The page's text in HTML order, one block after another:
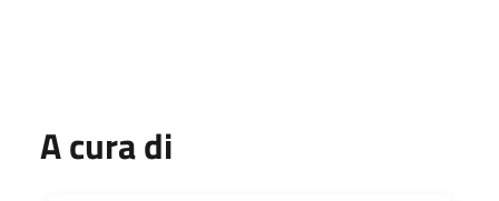
A cura di